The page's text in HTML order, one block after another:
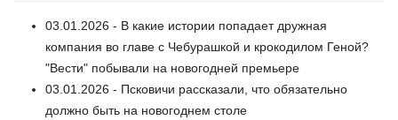
03.01.2026 - В какие истории попадает дружная
компания во главе с Чебурашкой и крокодилом Геной?
"Вести" побывали на новогодней премьере
03.01.2026 - Псковичи рассказали, что обязательно
должно быть на новогоднем столе